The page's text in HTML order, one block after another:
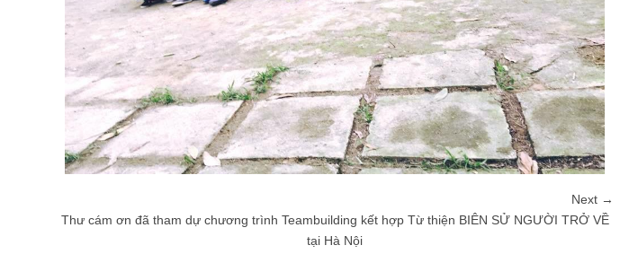
Next →
Thư cám ơn đã tham dự chương trình Teambuilding kết hợp Từ thiện BIÊN SỬ NGƯỜI TRỞ VỀ
tại Hà Nội